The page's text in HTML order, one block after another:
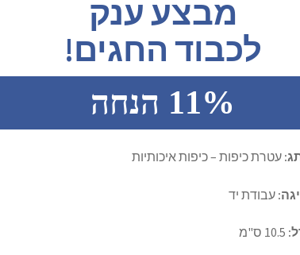
₪45.00.
הוא:
₪40.00.
מבצע ענק
לכבוד החגים!
11% הנחה
עטרת כיפות – כיפות איכותיות
עבודת יד